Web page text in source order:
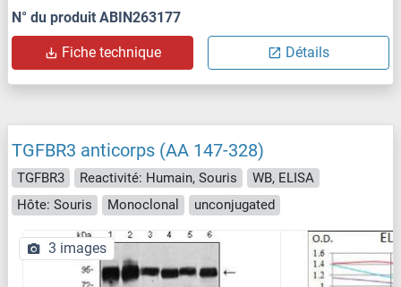
N° du produit ABIN263177
Fiche technique Détails
TGFBR3 anticorps (AA 147-328)
TGFBR3 Reactivité: Humain, Souris
WB, ELISA
Hôte: Souris
Monoclonal unconjugated
3 images